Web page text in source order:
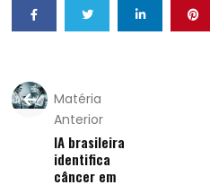
Matéria
Anterior
IA brasileira
identifica
câncer em